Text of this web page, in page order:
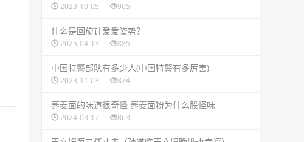
2023-10-05 905
​什么是回旋针爱爱姿势？
2025-04-13 885
​中国特警部队有多少人(中国特警有多厉害)
2023-11-03 874
​荞麦面的味道很奇怪 荞麦面粉为什么股怪味
2024-03-17 863